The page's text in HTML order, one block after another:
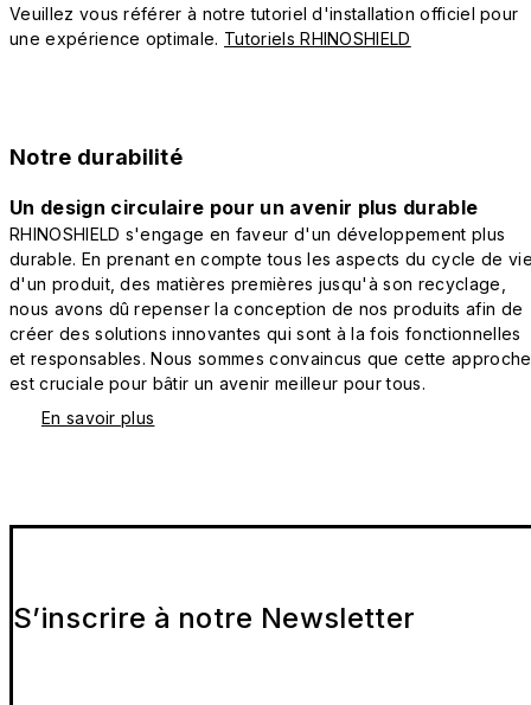
Veuillez vous référer à notre tutoriel d'installation officiel pour
une expérience optimale. Tutoriels RHINOSHIELD
Notre durabilité
Un design circulaire pour un avenir plus durable
RHINOSHIELD s'engage en faveur d'un développement plus
durable. En prenant en compte tous les aspects du cycle de
d'un produit, des matières premières jusqu'à son recyclage,
nous avons dû repenser la conception de nos produits afin de
créer des solutions innovantes qui sont à la fois fonctionnelles
et responsables. Nous sommes convaincus que cette approche
est cruciale pour bâtir un avenir meilleur pour tous.
En savoir plus
S’inscrire à notre Newsletter